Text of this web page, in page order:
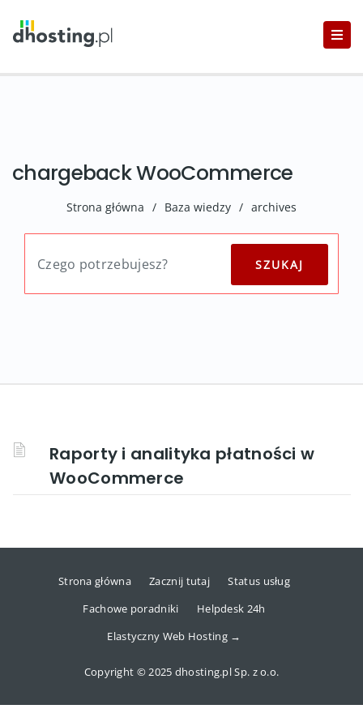
chargeback WooCommerce
Strona główna / Baza wiedzy / archives
Raporty i analityka płatności w
WooCommerce
Strona główna Zacznij tutaj
Status usług
Fachowe poradniki
Helpdesk 24h
Elastyczny Web Hosting →
Copyright © 2025 dhosting.pl Sp. z o.o.